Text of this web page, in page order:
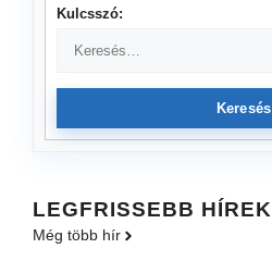
Kulcsszó:
Keresés
LEGFRISSEBB HÍREK
Még több hír